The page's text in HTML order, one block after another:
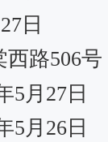
日
路506号
5月27日
5月26日